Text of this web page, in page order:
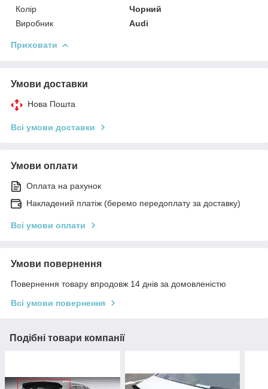
Колір
Чорний
Виробник
Audi
Приховати
Умови доставки
Нова Пошта
Всі умови доставки
Умови оплати
Оплата на рахунок
Накладений платіж (беремо передоплату за доставку)
Всі умови оплати
Умови повернення
Повернення товару впродовж 14 днів за домовленістю
Всі умови повернення
Подібні товари компанії